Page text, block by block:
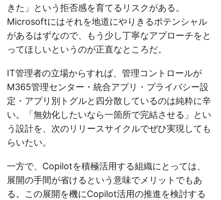
きた」という拒否感を育てるリスクがある。
Microsoftにはそれを地道にやりきるポテンシャル
があるはずなので、もう少し丁寧なアプローチをと
ってほしいというのが正直なところだ。
IT管理者の立場からすれば、管理コントロールが
M365管理センター・統合アプリ・プライバシー設
定・アプリ別トグルと四分散しているのは純粋に辛
い。「無効化したいなら一箇所で完結させる」とい
う設計を、次のリリースサイクルでぜひ実現しても
らいたい。
一方で、Copilotを積極活用する組織にとっては、
展開の手間が省けるという意味でメリットでもあ
る。この展開を機にCopilot活用の推進を検討する